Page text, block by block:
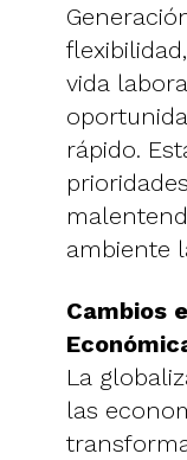
vida
rápido.
ambiente
Cambios
La
las